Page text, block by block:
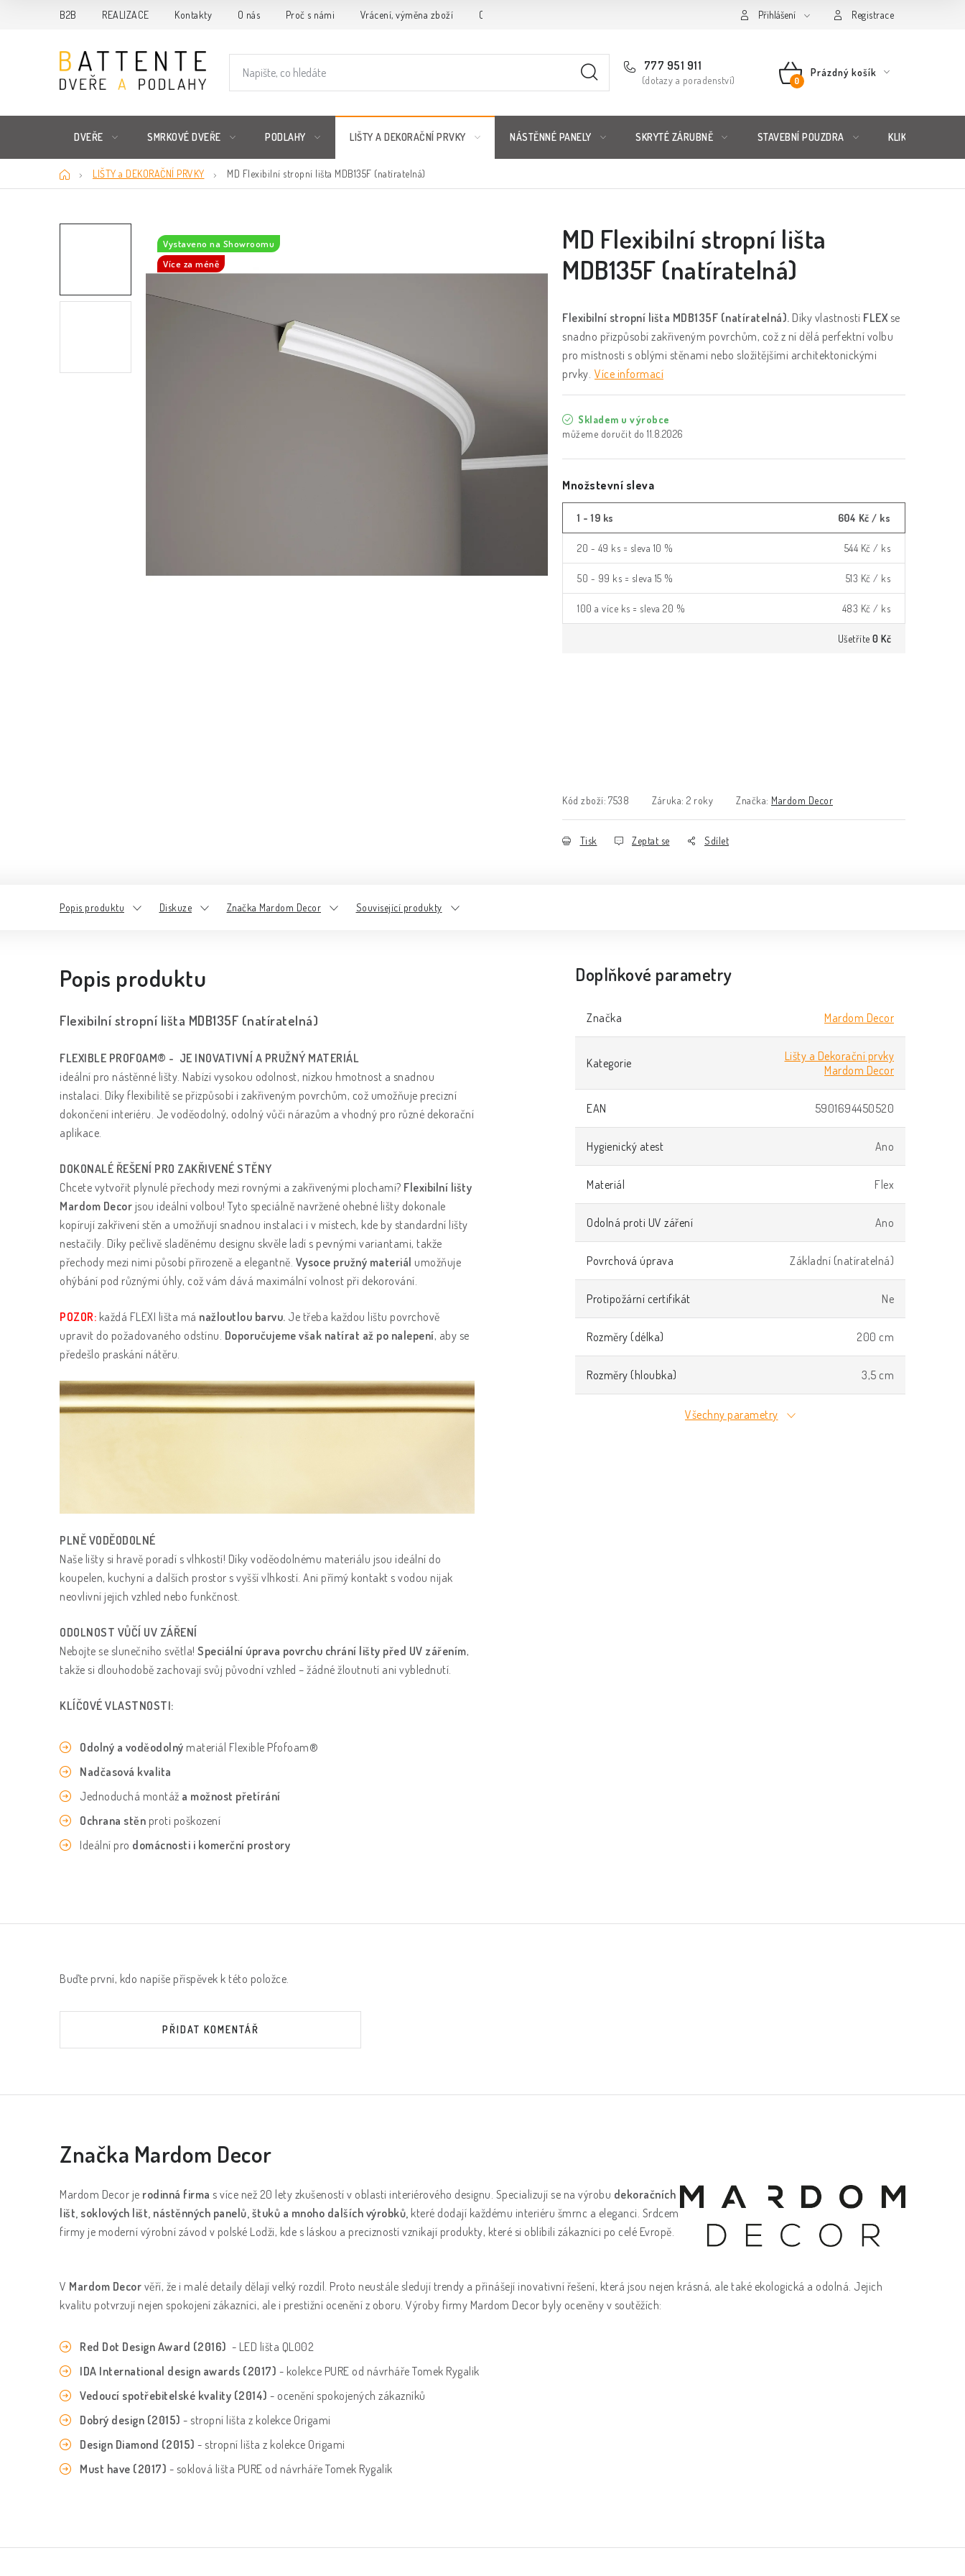
B2B REALIZACE Kontakty O nás Proč s námi Vrácení, výměna zboží Obchodní podmínky Posuzování Jakosti GDPR FAQ
Přihlášení Registrace
777 951 911
(dotazy a poradenství)
NÁKUPNÍ
Prázdný košík
DVEŘE SMRKOVÉ DVEŘE PODLAHY LIŠTY A DEKORAČNÍ PRVKY NÁSTĚNNÉ PANELY SKRYTÉ ZÁRUBNĚ STAVEBNÍ POUZDRA KLIKY & KOVÁNÍ
DomůLIŠTY a DEKORAČNÍ PRVKY MD Flexibilní stropní lišta MDB135F (natíratelná)
MD Flexibilní stropní lišta
MDB135F (natíratelná)
Flexibilní stropní lišta MDB135F (natíratelná). Díky vlastnosti FLEX se
snadno přizpůsobí zakřiveným povrchům, což z ní dělá perfektní volbu
pro místnosti s oblými stěnami nebo složitějšími architektonickými
prvky. Více informací
Skladem u výrobce
11.8.2026
Množstevní sleva
1 - 19 ks 604 Kč / ks
20 - 49 ks = sleva 10 % 544 Kč / ks
50 - 99 ks = sleva 15 % 513 Kč / ks
100 a více ks = sleva 20 % 483 Kč / ks
Ušetříte 0 Kč
Kód zboží: 7538 Záruka: 2 roky Značka: Mardom Decor
Tisk Zeptat se Sdílet
Vystaveno na Showroomu
Více za méně
Popis produktu Diskuze Značka Mardom Decor Související produkty
Popis produktu
Flexibilní stropní lišta MDB135F (natíratelná)
FLEXIBLE PROFOAM® - JE INOVATIVNÍ A PRUŽNÝ MATERIÁL
ideální pro nástěnné lišty. Nabízí vysokou odolnost, nízkou hmotnost a snadnou
instalaci. Díky flexibilitě se přizpůsobí i zakřiveným povrchům, což umožňuje precizní
dokončení interiéru. Je voděodolný, odolný vůči nárazům a vhodný pro různé dekorační
aplikace.
DOKONALÉ ŘEŠENÍ PRO ZAKŘIVENÉ STĚNY
Chcete vytvořit plynulé přechody mezi rovnými a zakřivenými plochami? Flexibilní lišty
Mardom Decor jsou ideální volbou! Tyto speciálně navržené ohebné lišty dokonale
kopírují zakřivení stěn a umožňují snadnou instalaci i v místech, kde by standardní lišty
nestačily. Díky pečlivě sladěnému designu skvěle ladí s pevnými variantami, takže
přechody mezi nimi působí přirozeně a elegantně. Vysoce pružný materiál umožňuje
ohýbání pod různými úhly, což vám dává maximální volnost při dekorování.
POZOR: každá FLEXI lišta má nažloutlou barvu. Je třeba každou lištu povrchově
upravit do požadovaného odstínu. Doporučujeme však natírat až po nalepení, aby se
předešlo praskání nátěru.
PLNĚ VODĚODOLNÉ
Naše lišty si hravě poradí s vlhkostí! Díky voděodolnému materiálu jsou ideální do
koupelen, kuchyní a dalších prostor s vyšší vlhkostí. Ani přímý kontakt s vodou nijak
neovlivní jejich vzhled nebo funkčnost.
ODOLNOST VŮČÍ UV ZÁŘENÍ
Nebojte se slunečního světla! Speciální úprava povrchu chrání lišty před UV zářením,
takže si dlouhodobě zachovají svůj původní vzhled – žádné žloutnutí ani vyblednutí.
KLÍČOVÉ VLASTNOSTI:
Odolný a voděodolný materiál Flexible Pfofoam®
Nadčasová kvalita
Jednoduchá montáž a možnost přetírání
Ochrana stěn proti poškození
Ideální pro domácnosti i komerční prostory
Doplňkové parametry
Značka Mardom Decor
Kategorie
Lišty a Dekorační prvky
Mardom Decor
EAN 5901694450520
Hygienický atest Ano
Materiál Flex
Odolná proti UV záření Ano
Povrchová úprava Základní (natíratelná)
Protipožární certifikát Ne
Rozměry (délka) 200 cm
Rozměry (hloubka) 3,5 cm
Všechny parametry
Buďte první, kdo napíše příspěvek k této položce.
PŘIDAT KOMENTÁŘ
Značka Mardom Decor
Mardom Decor je rodinná firma s více než 20 lety zkušeností v oblasti interiérového designu. Specializují se na výrobu dekoračních
lišt, soklových lišt, nástěnných panelů, štuků a mnoho dalších výrobků, které dodají každému interiéru šmrnc a eleganci. Srdcem
firmy je moderní výrobní závod v polské Lodži, kde s láskou a precizností vznikají produkty, které si oblíbili zákazníci po celé Evropě.
V Mardom Decor věří, že i malé detaily dělají velký rozdíl. Proto neustále sledují trendy a přinášejí inovativní řešení, která jsou nejen krásná, ale také ekologická a odolná. Jejich
kvalitu potvrzují nejen spokojení zákazníci, ale i prestižní ocenění z oboru. Výroby firmy Mardom Decor byly oceněny v soutěžích:
Red Dot Design Award (2016) - LED lišta QL002
IDA International design awards (2017) - kolekce PURE od návrháře Tomek Rygalik
Vedoucí spotřebitelské kvality (2014) - ocenění spokojených zákazníků
Dobrý design (2015) - stropní lišta z kolekce Origami
Design Diamond (2015) - stropní lišta z kolekce Origami
Must have (2017) - soklová lišta PURE od návrháře Tomek Rygalik